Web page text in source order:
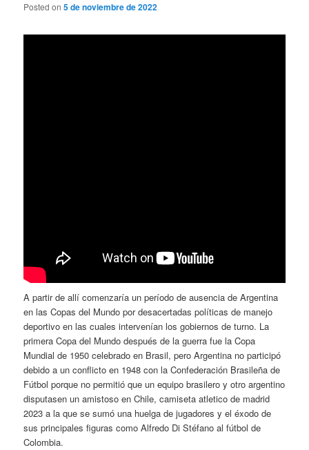
Posted on5 de noviembre de 2022
A partir de allí comenzaría un período de ausencia de Argentina
en las Copas del Mundo por desacertadas políticas de manejo
deportivo en las cuales intervenían los gobiernos de turno. La
primera Copa del Mundo después de la guerra fue la Copa
Mundial de 1950 celebrado en Brasil, pero Argentina no participó
debido a un conflicto en 1948 con la Confederación Brasileña de
Fútbol porque no permitió que un equipo brasilero y otro argentino
disputasen un amistoso en Chile, camiseta atletico de madrid
2023 a la que se sumó una huelga de jugadores y el éxodo de
sus principales figuras como Alfredo Di Stéfano al fútbol de
Colombia.